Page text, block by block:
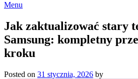
Menu
Jak zaktualizować stary
Samsung: kompletny
kroku
Posted on 31 stycznia, 2026 by